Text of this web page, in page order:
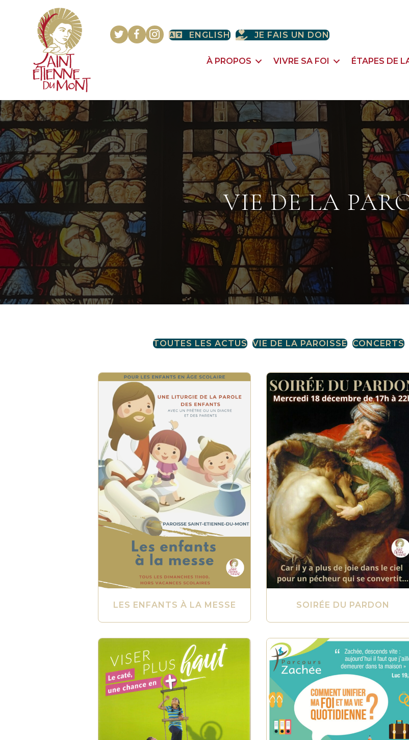
ENGLISH JE FAIS UN DON
À PROPOS VIVRE SA FOI ÉTAPES DE
VIE DE LA
TOUTES LES ACTUS VIE DE LA PAROISSE CONCERTS
LES ENFANTS À LA MESSE SOIRÉE DU PARDON